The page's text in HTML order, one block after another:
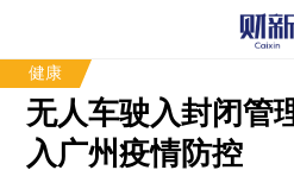
健康
无人车驶入封闭管
入广州疫情防控